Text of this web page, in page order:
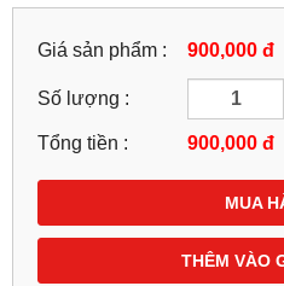
Giá sản phẩm : 900,000 đ
Số lượng :
Tổng tiền : 900,000 đ
MUA
THÊM VÀO